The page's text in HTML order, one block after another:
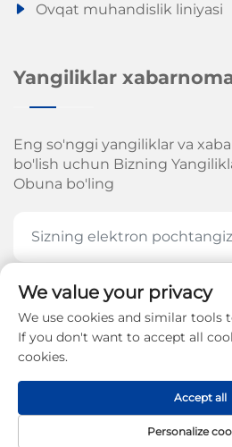
Ovqat muhandislik liniyasi
Yangiliklar
Eng so'nggi yangiliklar va
bo'lish uchun Bizning
Obuna bo'ling
HOZIR OBUNA
Jinan Arrow Mexanika
2026-yil - Maxfiylik siyosati
We value your privacy
We use cookies and similar tools
If you don't want to accept all
cookies.
Personalize
Accept all